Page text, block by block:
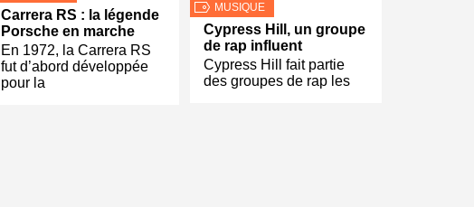
Carrera RS : la légende
Porsche en marche
En 1972, la Carrera RS
fut d’abord développée
pour la
MUSIQUE
Cypress Hill, un groupe
de rap influent
Cypress Hill fait partie
des groupes de rap les